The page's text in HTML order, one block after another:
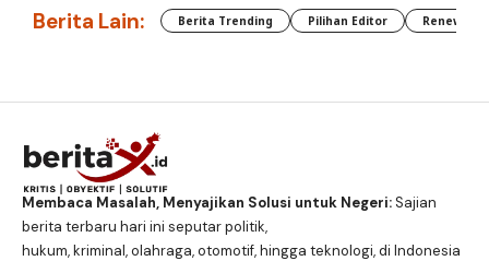
Berita Lain: Berita Trending Pilihan Editor
Membaca Masalah, Menyajikan Solusi untuk Negeri:Sajian
berita terbaru hari ini seputar politik,
hukum, kriminal, olahraga, otomotif, hingga teknologi, di Indonesia